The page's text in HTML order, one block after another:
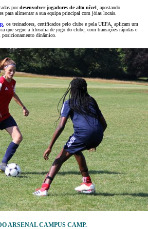
pordesenvolver jogadores de alto nível , apostando
para alimentar a sua equipa principal com jóias locais.
, os treinadores, certificados pelo clube e pela UEFA, aplicam um
que segue a filosofia de jogo do clube, com transições rápidas e
dinâmico.
ARSENAL CAMPUS CAMP.